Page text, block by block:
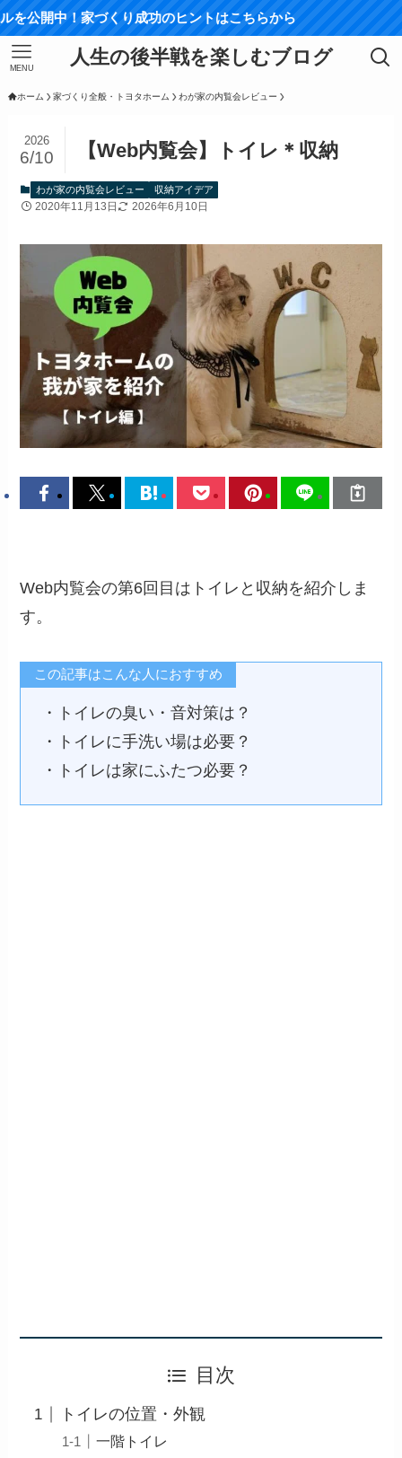
【
人生の後半戦を楽しむブログ
MENU
ホーム 家づくり全般・トヨタホーム わが家の内覧会レビュー
【Web内覧会】トイレ＊収納
2026
6/10
わが家の内覧会レビュー 収納アイデア
2020年11月13日 2026年6月10日
Web内覧会の第6回目はトイレと収納を紹介しま
す。
この記事はこんな人におすすめ
・トイレの臭い・音対策は？
・トイレに手洗い場は必要？
・トイレは家にふたつ必要？
目次
トイレの位置・外観
一階トイレ